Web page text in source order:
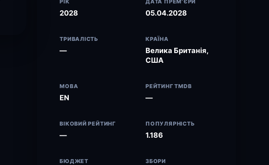
РІК
2028
ДАТА ПРЕМ’ЄРИ
05.04.2028
ТРИВАЛІСТЬ
—
КРАЇНА
Велика Британія,
США
МОВА
EN
РЕЙТИНГ TMDB
—
ВІКОВИЙ РЕЙТИНГ
—
ПОПУЛЯРНІСТЬ
1.186
БЮДЖЕТ ЗБОРИ